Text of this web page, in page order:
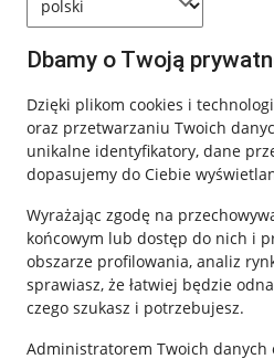
Dbamy o Twoją
Dzięki plikom cookies i
oraz przetwarzaniu Twoich
unikalne identyfikatory, dane
dopasujemy do Ciebie
Wyrażając zgodę na
końcowym lub dostęp do nich i
obszarze profilowania, analiz
sprawiasz, że łatwiej będzie
czego szukasz i potrzebujesz.
Administratorem Twoich danych
Nawigacja
Przydatne informacje